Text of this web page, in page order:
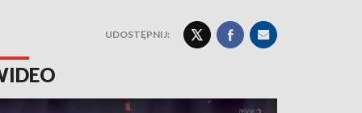
UDOSTĘPNIJ: